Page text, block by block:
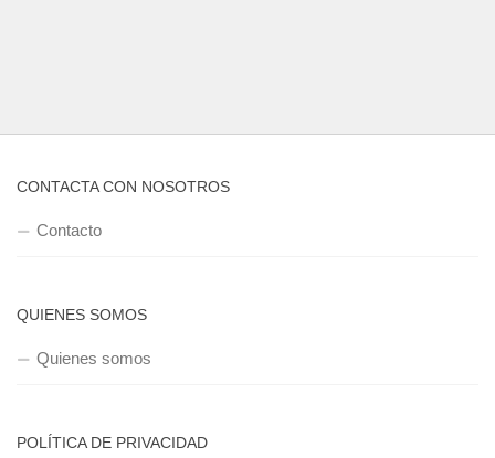
CONTACTA CON NOSOTROS
Contacto
QUIENES SOMOS
Quienes somos
POLÍTICA DE PRIVACIDAD